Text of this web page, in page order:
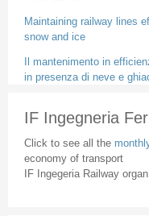
Maintaining railway lines
snow and ice
Il mantenimento in
in presenza di neve e
IF Ingegneria
Click to see all the
economy of transport
IF Ingegeria Railway